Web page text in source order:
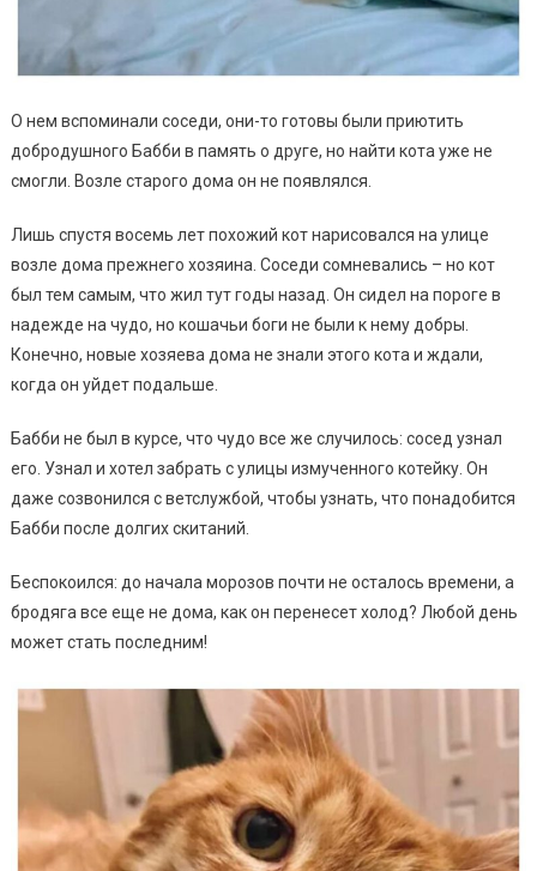
О нем вспоминали соседи, они-то готовы были приютить
добродушного Бабби в память о друге, но найти кота уже не
смогли. Возле старого дома он не появлялся.
Лишь спустя восемь лет похожий кот нарисовался на улице
возле дома прежнего хозяина. Соседи сомневались – но кот
был тем самым, что жил тут годы назад. Он сидел на пороге в
надежде на чудо, но кошачьи боги не были к нему добры.
Конечно, новые хозяева дома не знали этого кота и ждали,
когда он уйдет подальше.
Бабби не был в курсе, что чудо все же случилось: сосед узнал
его. Узнал и хотел забрать с улицы измученного котейку. Он
даже созвонился с ветслужбой, чтобы узнать, что понадобится
Бабби после долгих скитаний.
Беспокоился: до начала морозов почти не осталось времени, а
бродяга все еще не дома, как он перенесет холод? Любой день
может стать последним!